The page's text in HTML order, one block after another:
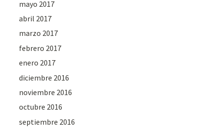
mayo 2017
abril 2017
marzo 2017
febrero 2017
enero 2017
diciembre 2016
noviembre 2016
octubre 2016
septiembre 2016